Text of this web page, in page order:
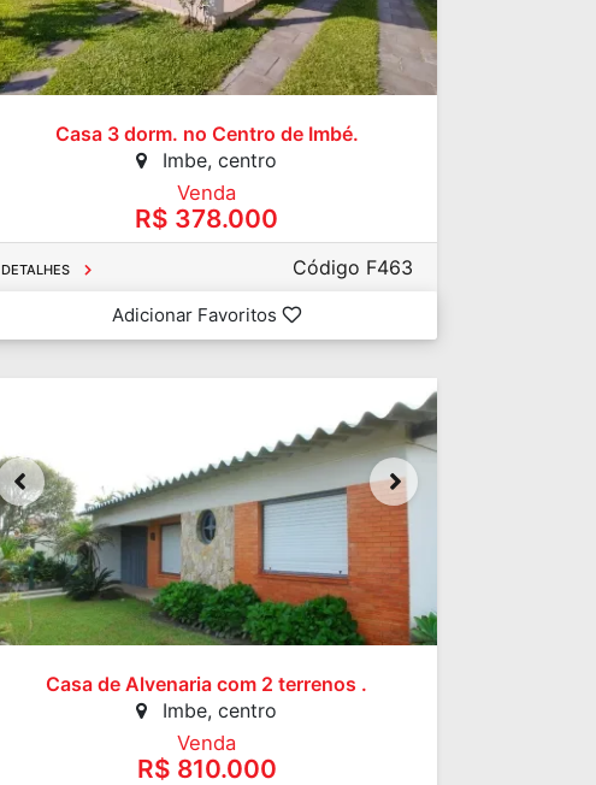
Casa 3 dorm. no Centro de Imbé.
Imbe, centro
Venda
R$ 378.000
DETALHES Código F463
Adicionar Favoritos
Casa de Alvenaria com 2 terrenos .
Imbe, centro
Venda
R$ 810.000